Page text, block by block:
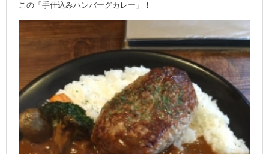
この「手仕込みハンバーグカレー」！